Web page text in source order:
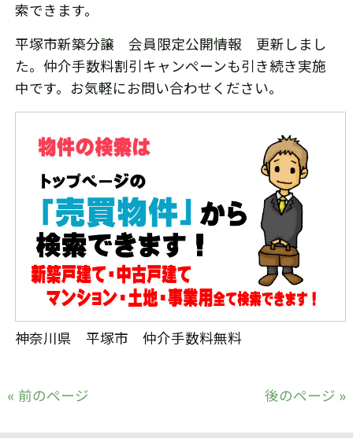
索できます。
平塚市新築分譲 会員限定公開情報 更新しまし
た。仲介手数料割引キャンペーンも引き続き実施
中です。お気軽にお問い合わせください。
神奈川県 平塚市 仲介手数料無料
« 前のページ 後のページ »